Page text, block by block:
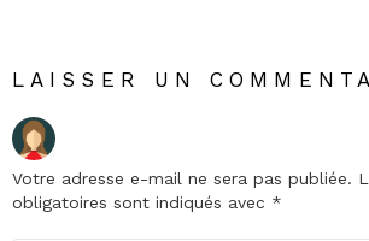
LAISSER UN
Votre adresse e-mail ne sera pas publiée.
obligatoires sont indiqués avec *